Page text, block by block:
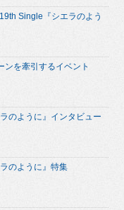
Single『シエラのよう
ンを牽引するイベント
のように』インタビュー
のように』特集